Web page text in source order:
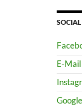
E-Mail